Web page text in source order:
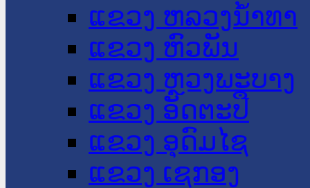
ແຂວງ ຫລວງນໍ້າທາ
ແຂວງ ຫົວພັນ
ແຂວງ ຫຼວງພະບາງ
ແຂວງ ອັດຕະປື
ແຂວງ ອຸດົມໄຊ
ແຂວງ ເຊກອງ